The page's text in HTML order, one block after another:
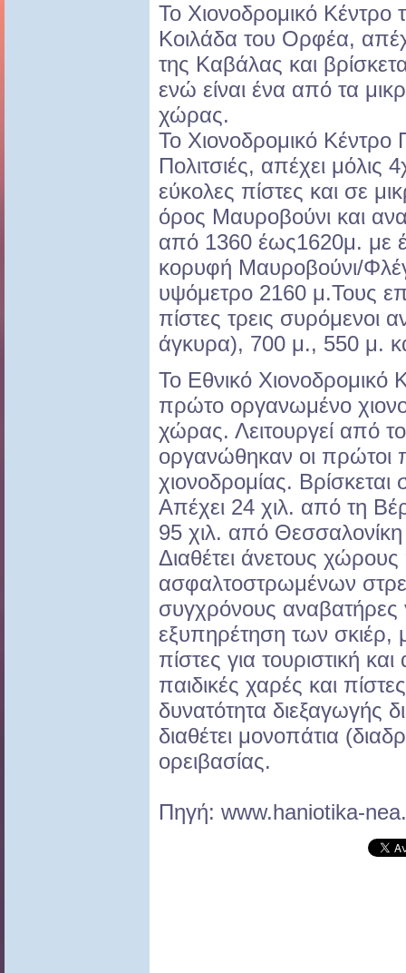
Το Χιονοδρομικό Κέντρο
Κοιλάδα του Ορφέα,
της Καβάλας και
ενώ είναι ένα από τα
χώρας.
Το Χιονοδρομικό Κέντρο
Πολιτσιές, απέχει
εύκολες πίστες και σε
όρος Μαυροβούνι και
από 1360 έως1620μ. με
κορυφή Μαυροβούνι/
υψόμετρο 2160 μ.Τους
πίστες τρεις συρόμενοι
άγκυρα), 700 μ., 550 μ.
Το Εθνικό Χιονοδρομικό
πρώτο οργανωμένο
χώρας. Λειτουργεί από
οργανώθηκαν οι πρώτοι
χιονοδρομίας.
Απέχει 24 χιλ. από τη
95 χιλ. από
Διαθέτει άνετους
ασφαλτοστρωμένων
συγχρόνους αναβατήρες
εξυπηρέτηση των σκιέρ,
πίστες για τουριστική
παιδικές χαρές και
δυνατότητα διεξαγωγής
διαθέτει μονοπάτια
ορειβασίας.
Πηγή: www.haniotika-